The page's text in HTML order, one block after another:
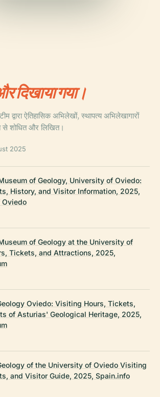
दिखाया गया।
द्वारा ऐतिहासिक अभिलेखों, स्थापत्य अभिलेखागारों
से शोधित और लिखित।
2025
of Geology, University of Oviedo:
History, and Visitor Information, 2025,
Oviedo
of Geology at the University of
Tickets, and Attractions, 2025,
Oviedo: Visiting Hours, Tickets,
of Asturias' Geological Heritage, 2025,
of the University of Oviedo Visiting
and Visitor Guide, 2025, Spain.info